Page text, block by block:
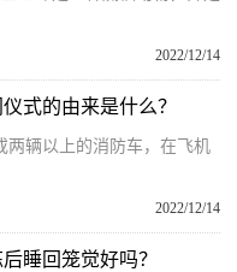
2022/12/14
式的由来是什么？
两辆以上的消防车，在飞机
2022/12/14
睡回笼觉好吗？